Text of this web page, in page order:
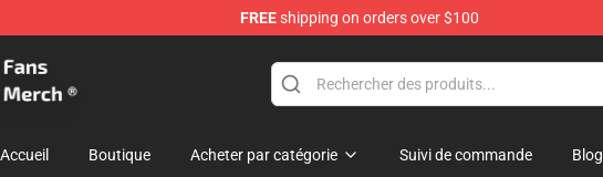
FREEshipping on orders over $100
Promised Neverland Merchandise Shop
Accueil Boutique Acheter par catégorie Suivi de commande Blog